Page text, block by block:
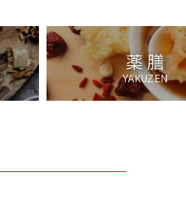
薬 膳
YAKUZEN